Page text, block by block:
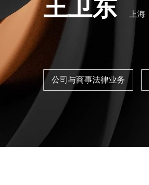
王卫东 上海
公司与商事法律业务